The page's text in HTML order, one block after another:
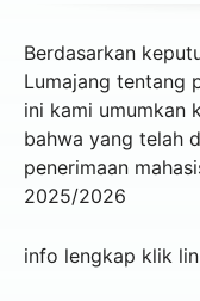
Berdasarkan
Lumajang tentang
ini kami umumkan
bahwa yang telah
penerimaan
2025/2026
info lengkap klik